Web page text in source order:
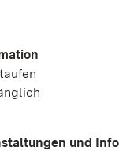
und